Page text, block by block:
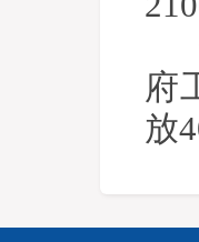
府
放